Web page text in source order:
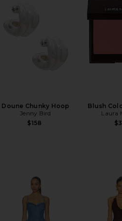
Doune Chunky Hoop
Jenny Bird
$158
Blush
Laura